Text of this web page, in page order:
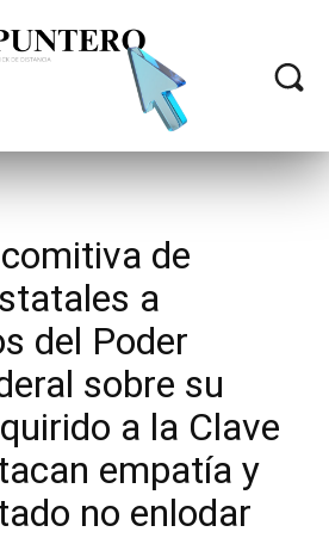
de
a
del Poder
sobre su
a la Clave
empatía y
no enlodar